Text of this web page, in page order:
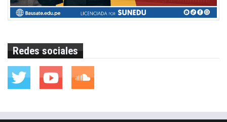
Redes sociales